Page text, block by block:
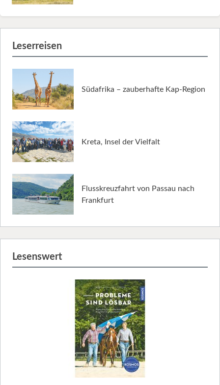
Leserreisen
Südafrika – zauberhafte Kap-Region
Kreta, Insel der Vielfalt
Flusskreuzfahrt von Passau nach
Frankfurt
Lesenswert